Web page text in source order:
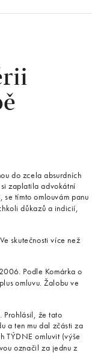
do zcela absurdních
zaplatila advokátní
tímto omlouvám panu
důkazů a indicií,
skutečnosti více než
Podle Komárka o
omluvu. Žalobu ve
Prohlásil, že tato
a ten mu dal zčásti za
TÝDNE omluvit (výše
označil za jednu z